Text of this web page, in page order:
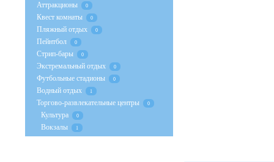
Аттракционы 0
Квест комнаты 0
Пляжный отдых 0
Пейнтбол 0
Стрип-бары 0
Экстремальный отдых 0
Футбольные стадионы 0
Водный отдых 1
Торгово-развлекательные центры 0
Культура 0
Вокзалы 1